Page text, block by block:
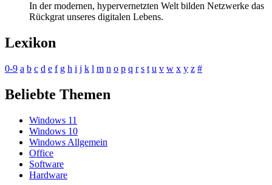
In der modernen, hypervernetzten Welt bilden Netzwerke das
Rückgrat unseres digitalen Lebens.
Lexikon
0-9 a b c d e f g h i j k l m n o p q r s t u v w x y z #
Beliebte Themen
Windows 11
Windows 10
Windows Allgemein
Office
Software
Hardware